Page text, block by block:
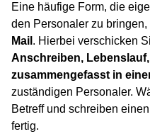
Eine häufige Form, die
den Personaler zu
Mail . Hierbei verschicken
Anschreiben,
zusammengefasst in
zuständigen Personaler.
Betreff und schreiben
fertig.